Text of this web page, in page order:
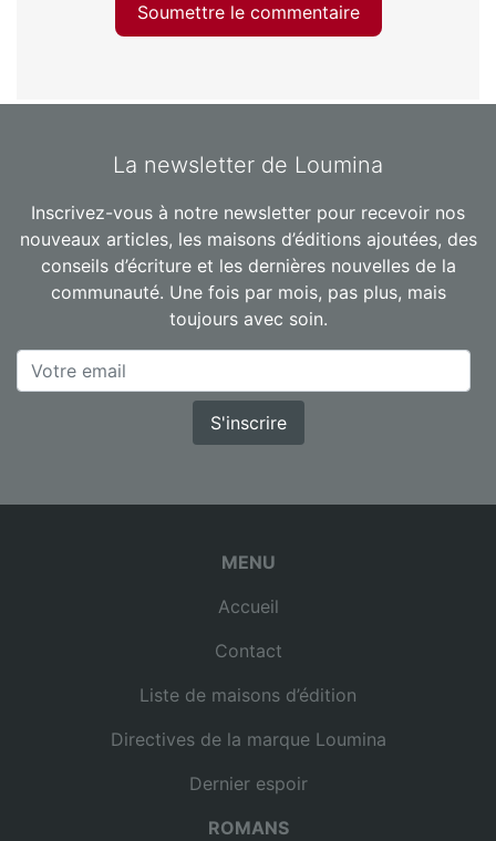
Soumettre le commentaire
La newsletter de Loumina
Inscrivez-vous à notre newsletter pour recevoir nos
nouveaux articles, les maisons d’éditions ajoutées, des
conseils d’écriture et les dernières nouvelles de la
communauté. Une fois par mois, pas plus, mais
toujours avec soin.
S'inscrire
MENU
Accueil
Contact
Liste de maisons d’édition
Directives de la marque Loumina
Dernier espoir
ROMANS